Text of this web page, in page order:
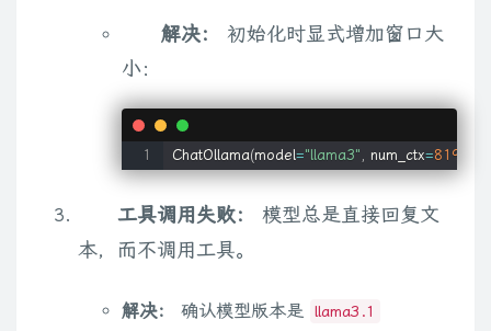
解决：
初始化时显式增加窗口大
小：
ChatOllama(model="llama3" , num_ctx=8192
工具调用失败：
模型总是直接回复文
本，而不调用工具。
解决： 确认模型版本是 llama3.1